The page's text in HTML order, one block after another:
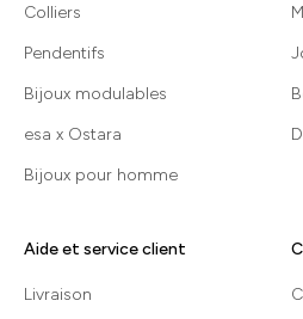
Colliers
Pendentifs
Bijoux modulables
esa x Ostara
Bijoux pour homme
Aide et service client
Livraison